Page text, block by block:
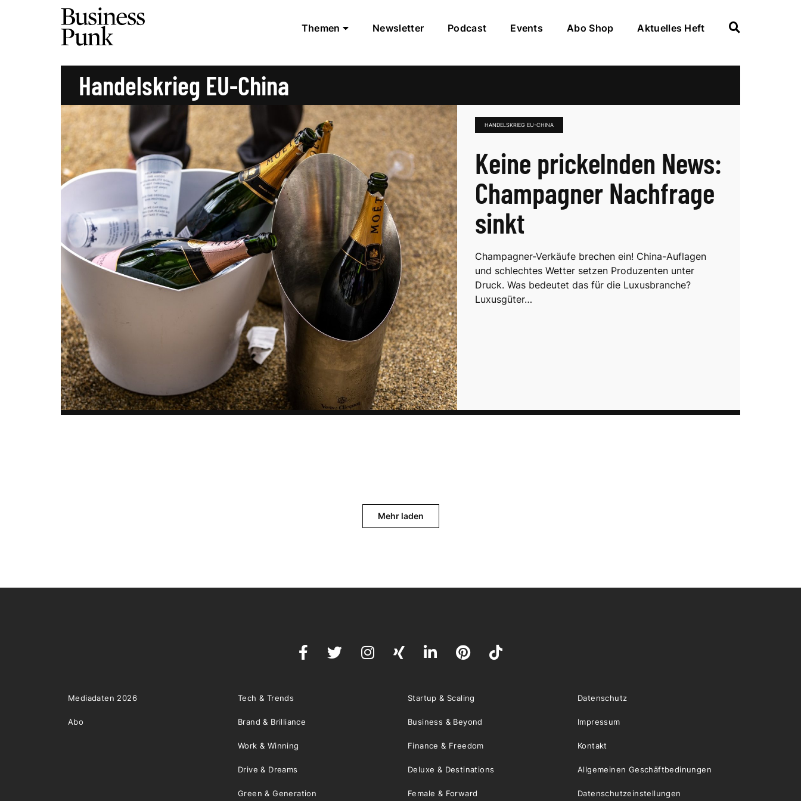
Themen Newsletter Podcast Events Abo Shop Aktuelles Heft
Handelskrieg EU-China
HANDELSKRIEG EU-CHINA
Keine prickelnden News:
Champagner Nachfrage
sinkt
Champagner-Verkäufe brechen ein! China-Auflagen
und schlechtes Wetter setzen Produzenten unter
Druck. Was bedeutet das für die Luxusbranche?
Luxusgüter…
Mehr laden
Mediadaten 2026
Abo
Tech & Trends Startup & Scaling
Brand & Brilliance Business & Beyond
Work & Winning Finance & Freedom
Drive & Dreams Deluxe & Destinations
Green & Generation Female & Forward
Datenschutz
Impressum
Kontakt
Allgemeinen Geschäftbedinungen
Datenschutzeinstellungen